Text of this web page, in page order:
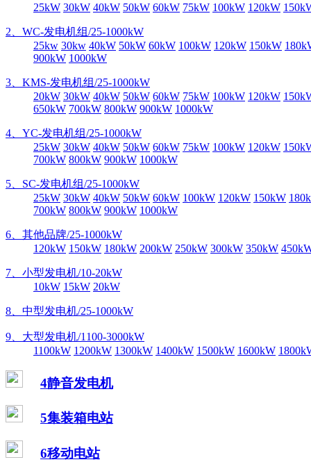
25kW 30kW 40kW 50kW 60kW 75kW 100kW 120kW
2、WC-发电机组/25-1000kW
25kw 30kw 40kW 50kW 60kW 100kW 120kW 150kW
900kW 1000kW
3、KMS-发电机组/25-1000kW
20kW 30kW 40kW 50kW 60kW 75kW 100kW 120kW
650kW 700kW 800kW 900kW 1000kW
4、YC-发电机组/25-1000kW
25kW 30kW 40kW 50kW 60kW 75kW 100kW 120kW
700kW 800kW 900kW 1000kW
5、SC-发电机组/25-1000kW
25kW 30kW 40kW 50kW 60kW 100kW 120kW 150kW
700kW 800kW 900kW 1000kW
6、其他品牌/25-1000kW
120kW 150kW 180kW 200kW 250kW 300kW 350kW
7、小型发电机/10-20kW
10kW 15kW 20kW
8、中型发电机/25-1000kW
9、大型发电机/1100-3000kW
1100kW 1200kW 1300kW 1400kW 1500kW 1600kW
4静音发电机
5集装箱电站
6移动电站